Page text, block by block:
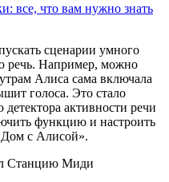
все, что вам нужно знать
сценарии умного
речь. Например, можно
Алиса сама включала
голоса. Это стало
активности речи
функцию и настроить
с Алисой».